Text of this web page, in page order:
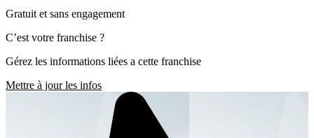
Gratuit et sans engagement
C’est votre franchise ?
Gérez les informations liées a cette franchise
Mettre à jour les infos